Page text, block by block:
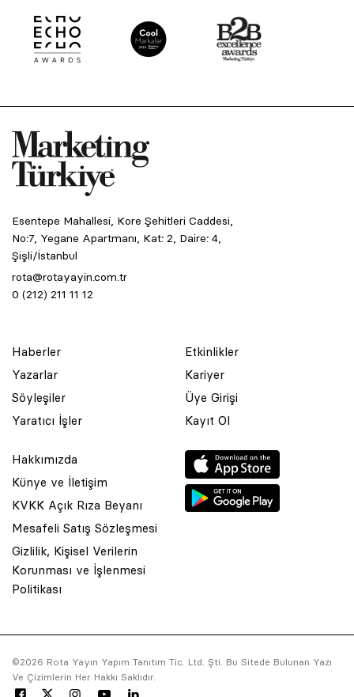
Esentepe Mahallesi, Kore Şehitleri Caddesi,
No:7, Yegane Apartmanı, Kat: 2, Daire: 4,
Şişli/İstanbul
rota@rotayayin.com.tr
0 (212) 211 11 12
Haberler
Yazarlar
Söyleşiler
Yaratıcı İşler
Etkinlikler
Kariyer
Üye Girişi
Kayıt Ol
Hakkımızda
Künye ve İletişim
KVKK Açık Rıza Beyanı
Mesafeli Satış Sözleşmesi
Gizlilik, Kişisel Verilerin
Korunması ve İşlenmesi
Politikası
©2026 Rota Yayın Yapım Tanıtım Tic. Ltd. Şti. Bu Sitede Bulunan Yazı
Ve Çizimlerin Her Hakkı Saklıdır.
© 2001 Rota Yayın Yapım Tanıtım Tic. Ltd. Şti. Bu Sitede Bulunan
Asquared WordPress Agencytarafından tasarlanmış ve